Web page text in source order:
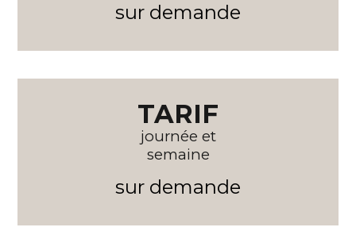
sur demande
TARIF
journée et
semaine
sur demande